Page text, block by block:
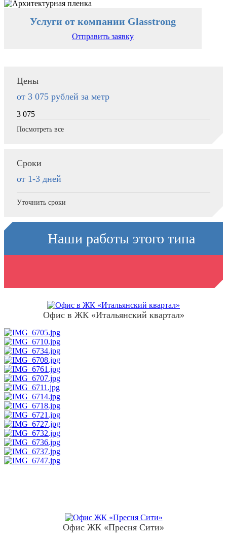
Услуги от компании Glasstrong
Отправить заявку
Цены
от 3 075 рублей за метр
3 075
Посмотреть все
Сроки
от 1-3 дней
Уточнить сроки
Наши работы этого типа
Офис в ЖК «Итальянский квартал»
Офис ЖК «Пресня Сити»